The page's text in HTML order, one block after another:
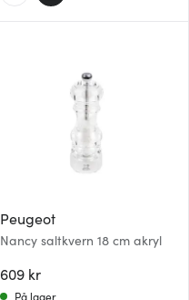
Peugeot
Nancy saltkvern 18 cm akryl
609 kr
På lager